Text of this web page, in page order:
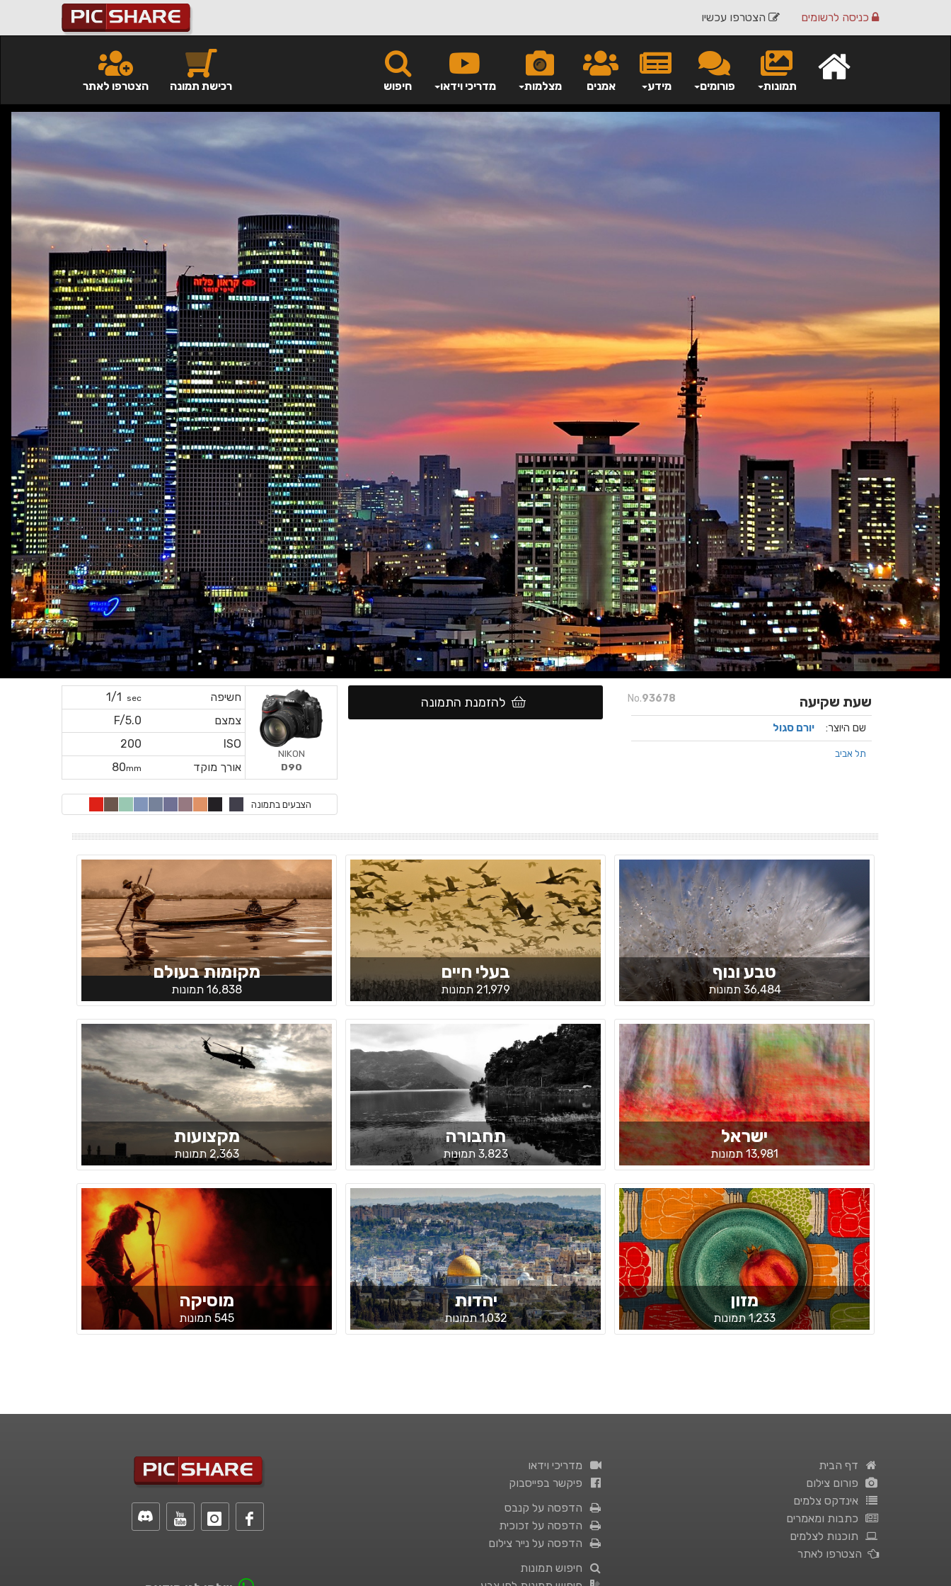
הצטרפו עכשיו כניסה לרשומים
חיפוש מדריכי וידאו מצלמות אמנים מידע פורומים תמונות הצטרפו לאתר רכישת תמונה
No.93678 שעת שקיעה
שם היוצר: יורם סגול
תל אביב
חשיפה sec
1/1
צמצם
F/5.0
ISO
200
אורך מוקד
80mm
NIKON
D90
הצבעים בתמונה
להזמנת התמונה
טבע ונוף
36,484 תמונות
בעלי חיים
21,979 תמונות
מקומות בעולם
16,838 תמונות
ישראל
13,981 תמונות
תחבורה
3,823 תמונות
מקצועות
2,363 תמונות
מזון
1,233 תמונות
יהדות
1,032 תמונות
מוסיקה
545 תמונות
מדריכי וידאו
פיקשר בפייסבוק
הדפסה על קנבס
הדפסה על זכוכית
הדפסה על נייר צילום
חיפוש תמונות
דף הבית
פורום צילום
אינדקס צלמים
כתבות ומאמרים
תוכנות לצלמים
הצטרפו לאתר